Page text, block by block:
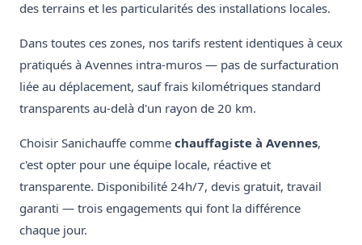
des terrains et les particularités des installations locales.
Dans toutes ces zones, nos tarifs restent identiques à ceux
pratiqués à Avennes intra-muros — pas de surfacturation
liée au déplacement, sauf frais kilométriques standard
transparents au-delà d'un rayon de 20 km.
Choisir Sanichauffe comme chauffagiste à Avennes,
c'est opter pour une équipe locale, réactive et
transparente. Disponibilité 24h/7, devis gratuit, travail
garanti — trois engagements qui font la différence
chaque jour.